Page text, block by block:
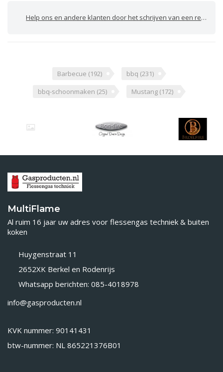
Help ons en andere klanten door het schrijven van een review
Barbecue (192) bbq (231)
bbq-schoonmaken (25) Mustang (172)
MultiFlame
Al ruim 16 jaar uw adres voor flessengas techniek & buiten
koken
Huygenstraat 11
2652XK Berkel en Rodenrijs
Whatsapp berichten: 085-4018978
info@gasproducten.nl
KVK nummer: 90141431
btw-nummer: NL 865221376B01